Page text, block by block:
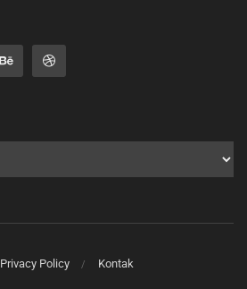
Privacy Policy Kontak